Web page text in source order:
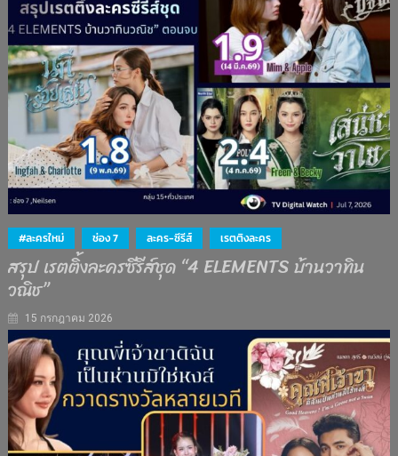
#ละครใหม่ ช่อง 7 ละคร-ซีรีส์ เรตติงละคร
สรุป เรตติ้งละครซีรีส์ชุด “4 ELEMENTS บ้านวาทิน
วณิช”
15 กรกฎาคม 2026